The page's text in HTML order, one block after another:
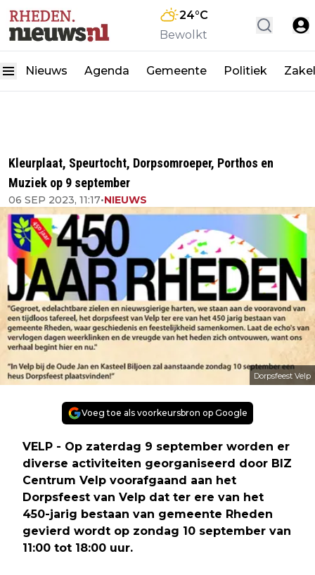
24°C
Bewolkt
Nieuws Agenda Gemeente Politiek
Kleurplaat, Speurtocht, Dorpsomroeper, Porthos en
Muziek op 9 september
06 SEP 2023, 11:17•NIEUWS
Dorpsfeest Velp
Voeg toe als voorkeursbron op Google
VELP - Op zaterdag 9 september worden er
diverse activiteiten georganiseerd door BIZ
Centrum Velp voorafgaand aan het
Dorpsfeest van Velp dat ter ere van het
450-jarig bestaan van gemeente Rheden
gevierd wordt op zondag 10 september van
11:00 tot 18:00 uur.